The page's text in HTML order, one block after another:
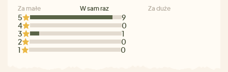
5
9
4
0
3
1
2
0
1
0
Za małe W sam raz Za duże